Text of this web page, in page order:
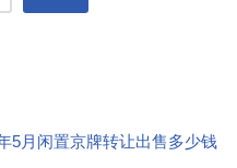
5月闲置京牌转让出售多少钱